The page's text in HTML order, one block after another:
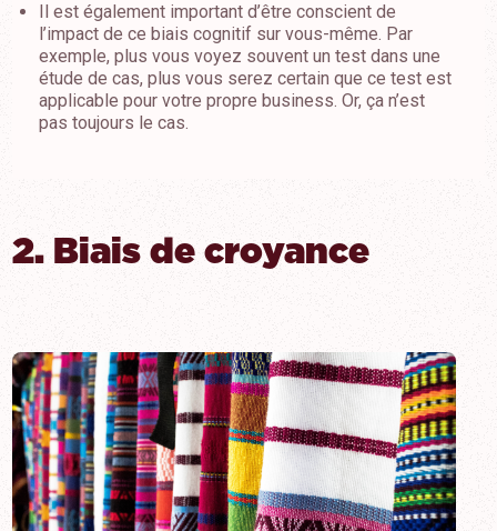
Il est également important d’être conscient de
l’impact de ce biais cognitif sur vous-même. Par
exemple, plus vous voyez souvent un test dans une
étude de cas, plus vous serez certain que ce test est
applicable pour votre propre business. Or, ça n’est
pas toujours le cas.
2. Biais de croyance